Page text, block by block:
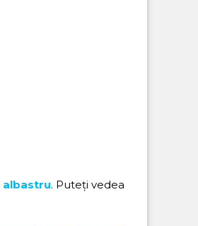
albastru. Puteți vedea